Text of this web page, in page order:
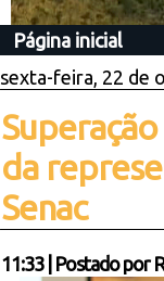
Página inicial
sexta-feira, 22 de
da
Senac
11:33| Postado por